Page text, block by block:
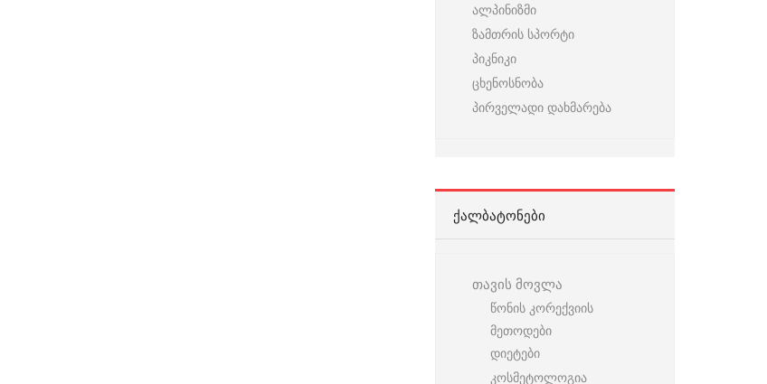
ალპინიზმი
ზამთრის სპორტი
პიკნიკი
ცხენოსნობა
პირველადი დახმარება
ᲥᲐᲚᲑᲐᲢᲝᲜᲔᲑᲘ
თავის მოვლა
წონის კორექვიის
მეთოდები
დიეტები
კოსმეტოლოგია